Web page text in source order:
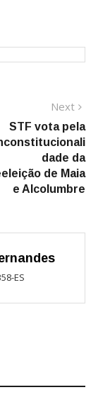
Next
post:
STF vota pela
dade da
de Maia
e Alcolumbre
ES